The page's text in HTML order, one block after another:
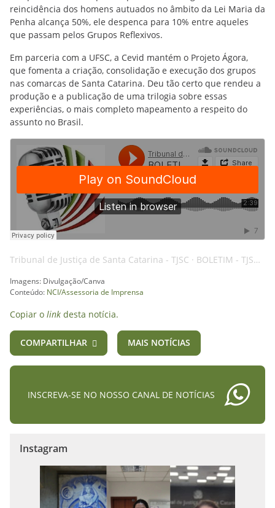
reincidência dos homens autuados no âmbito da Lei Maria da
Penha alcança 50%, ele despenca para 10% entre aqueles
que passam pelos Grupos Reflexivos.
Em parceria com a UFSC, a Cevid mantém o Projeto Ágora,
que fomenta a criação, consolidação e execução dos grupos
nas comarcas de Santa Catarina. Deu tão certo que rendeu a
produção e a publicação de uma trilogia sobre essas
experiências, o mais completo mapeamento a respeito do
assunto no Brasil.
Tribunal de Justiça de Santa Catarina - TJSC · BOLETIM - TJSC - 10JAN25 - VIOLÊNCIA - AI
Imagens: Divulgação/Canva
Conteúdo: NCI/Assessoria de Imprensa
Copiar o link desta notícia.
COMPARTILHAR MAIS NOTÍCIAS
INSCREVA-SE NO NOSSO CANAL DE NOTÍCIAS
Instagram